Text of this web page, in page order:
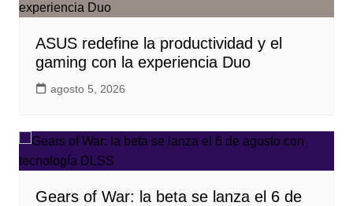
ASUS redefine la productividad y el
gaming con la experiencia Duo
agosto 5, 2026
Gears of War: la beta se lanza el 6 de